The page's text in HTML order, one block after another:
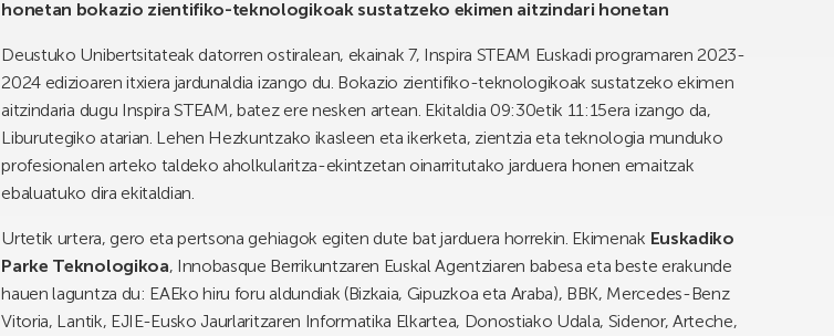
honetan bokazio zientifiko-teknologikoak sustatzeko ekimen aitzindari honetan
Deustuko Unibertsitateak datorren ostiralean, ekainak 7, Inspira STEAM Euskadi programaren 2023-
2024 edizioaren itxiera jardunaldia izango du. Bokazio zientifiko-teknologikoak sustatzeko ekimen
aitzindaria dugu Inspira STEAM, batez ere nesken artean. Ekitaldia 09:30etik 11:15era izango da,
Liburutegiko atarian. Lehen Hezkuntzako ikasleen eta ikerketa, zientzia eta teknologia munduko
profesionalen arteko taldeko aholkularitza-ekintzetan oinarritutako jarduera honen emaitzak
ebaluatuko dira ekitaldian.
Urtetik urtera, gero eta pertsona gehiagok egiten dute bat jarduera horrekin. Ekimenak Euskadiko
Parke Teknologikoa, Innobasque Berrikuntzaren Euskal Agentziaren babesa eta beste erakunde
hauen laguntza du: EAEko hiru foru aldundiak (Bizkaia, Gipuzkoa eta Araba), BBK, Mercedes-Benz
Vitoria, Lantik, EJIE-Eusko Jaurlaritzaren Informatika Elkartea, Donostiako Udala, Sidenor, Arteche,